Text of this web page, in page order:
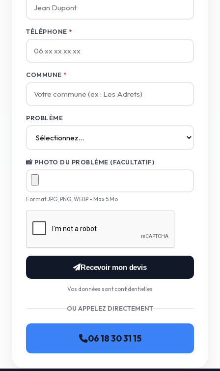
TÉLÉPHONE *
COMMUNE *
PROBLÈME
📸 PHOTO DU PROBLÈME (FACULTATIF)
Format JPG, PNG, WEBP - Max 5 Mo
Recevoir mon devis
Vos données sont confidentielles
OU APPELEZ DIRECTEMENT
06 18 30 31 15